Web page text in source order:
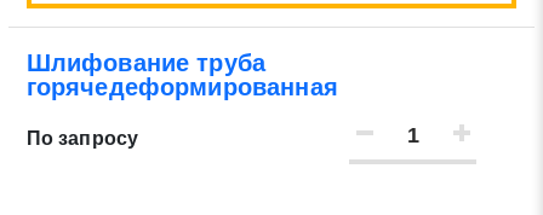
Шлифование труба
горячедеформированная
По запросу